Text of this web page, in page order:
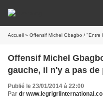
Accueil » Offensif Michel Gbagbo / "Entre la
Offensif Michel
gauche, il n'y a pas
Publié le 23/01/2014 à 22:00
Par dr